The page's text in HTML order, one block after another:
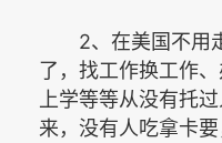
2、在美国不用
了，找工作换工作
上学等等从没有托
来，没有人吃拿卡